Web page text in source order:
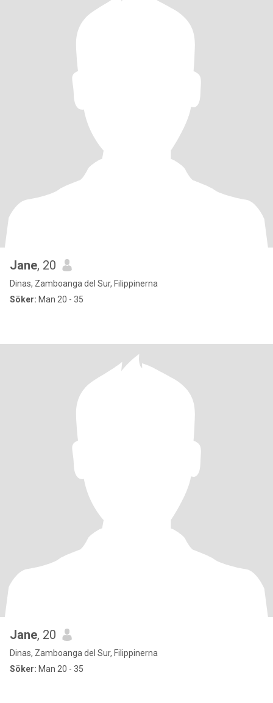
Jane, 20
Dinas, Zamboanga del Sur, Filippinerna
Söker: Man 20 - 35
Jane, 20
Dinas, Zamboanga del Sur, Filippinerna
Söker: Man 20 - 35